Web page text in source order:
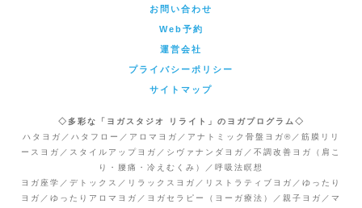
お問い合わせ
Web予約
運営会社
プライバシーポリシー
サイトマップ
◇多彩な「ヨガスタジオ リライト」のヨガプログラム◇
ハタヨガ／ハタフロー／アロマヨガ／アナトミック骨盤ヨガ®／筋膜リリ
ースヨガ／スタイルアップヨガ／シヴァナンダヨガ／不調改善ヨガ（肩こ
り・腰痛・冷えむくみ）／呼吸法瞑想
ヨガ座学／デトックス／リラックスヨガ／リストラティブヨガ／ゆったり
ヨガ／ゆったりアロマヨガ／ヨガセラピー（ヨーガ療法）／親子ヨガ／マ